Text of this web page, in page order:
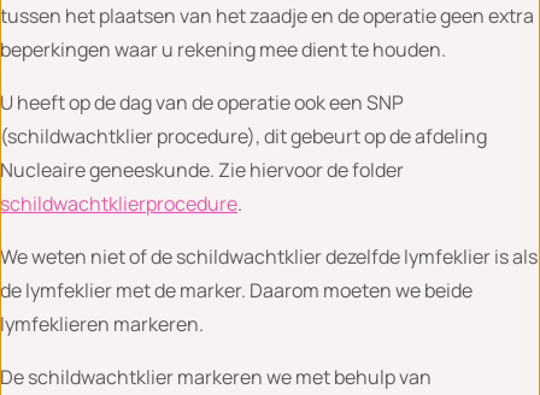
tussen het plaatsen van het zaadje en de operatie geen extra
beperkingen waar u rekening mee dient te houden.
U heeft op de dag van de operatie ook een SNP
(schildwachtklier procedure), dit gebeurt op de afdeling
Nucleaire geneeskunde. Zie hiervoor de folder
schildwachtklierprocedure.
We weten niet of de schildwachtklier dezelfde lymfeklier is als
de lymfeklier met de marker. Daarom moeten we beide
lymfeklieren markeren.
De schildwachtklier markeren we met behulp van